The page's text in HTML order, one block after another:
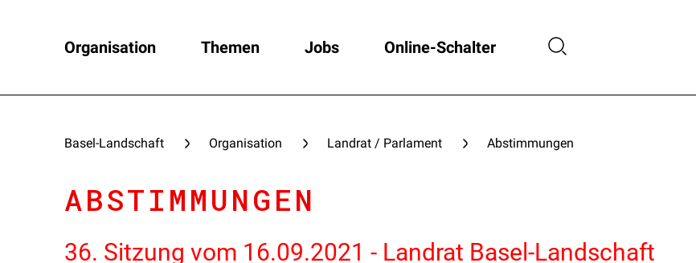
Organisation Themen Jobs Online-Schalter
Basel-Landschaft Organisation Landrat / Parlament Abstimmungen
ABSTIMMUNGEN